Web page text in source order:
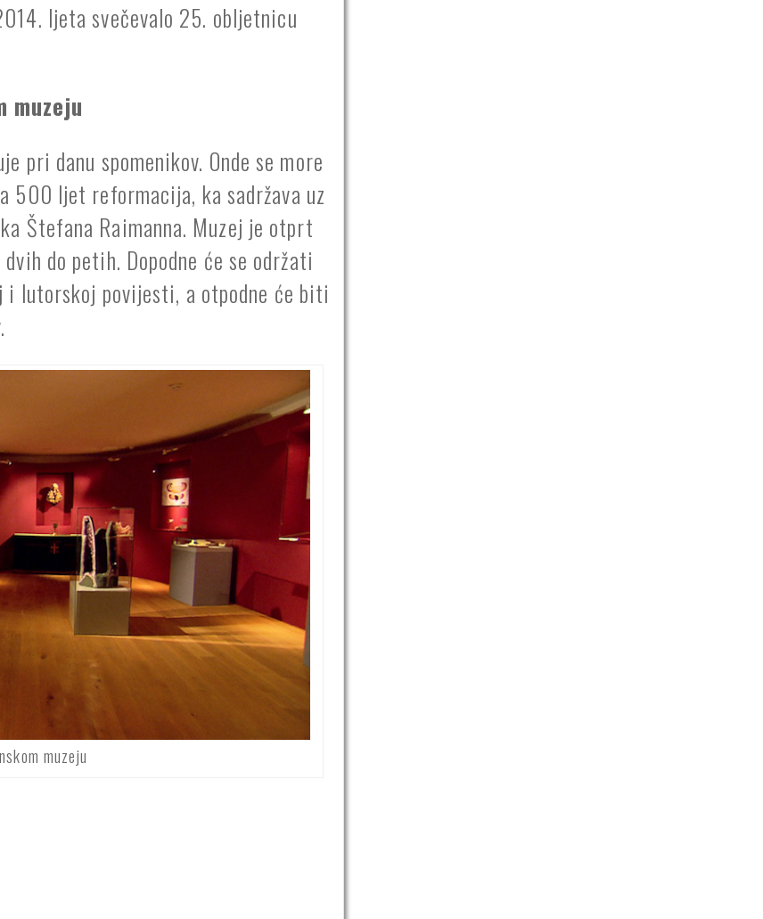
ljeta svečevalo 25. obljetnicu
muzeju
pri danu spomenikov. Onde se more
500 ljet reformacija, ka sadržava uz
Štefana Raimanna. Muzej je otprt
do petih. Dopodne će se održati
i lutorskoj povijesti, a otpodne će biti
muzeju